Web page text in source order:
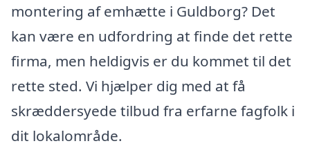
montering af emhætte i Guldborg? Det
kan være en udfordring at finde det rette
firma, men heldigvis er du kommet til det
rette sted. Vi hjælper dig med at få
skræddersyede tilbud fra erfarne fagfolk i
dit lokalområde.